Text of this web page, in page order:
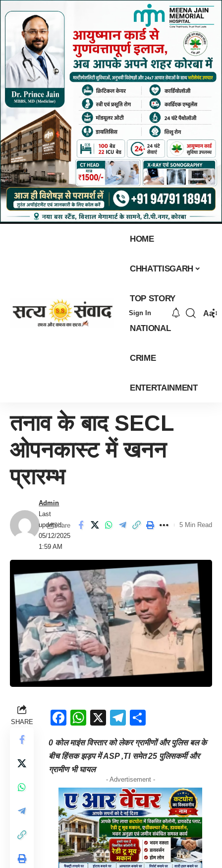
HOME
CHHATTISGARH
TOP STORY
NATIONAL
CRIME
ENTERTAINMENT
Sign In Aa
तनाव के बाद SECL
ओपनकास्ट में खनन
प्रारम्भ
Last
updated:
05/12/2025
1:59 AM
Admin
Share 5 Min Read
SHARE Facebook
WhatsApp
X Telegram
0 कोल माइंस विस्तार को लेकर ग्रामीणों और पुलिस बल के
बीच हिंसक झड़प में ASP ,TI समेत 25 पुलिसकर्मी और
ग्रामीण भी घायल
- Advertisement -